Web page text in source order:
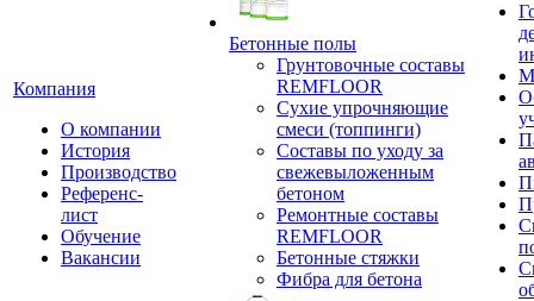
Компания
О компании
История
Производство
Референс-
лист
Обучение
Вакансии
Бетонные полы
Грунтовочные составы
REMFLOOR
Сухие упрочняющие
смеси (топпинги)
Составы по уходу за
свежевыложенным
бетоном
Ремонтные составы
REMFLOOR
Бетонные стяжки
Фибра для бетона